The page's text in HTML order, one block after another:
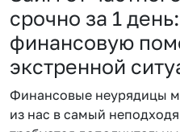
срочно за 1
финансовую
экстренной
Финансовые неурядицы
из нас в самый